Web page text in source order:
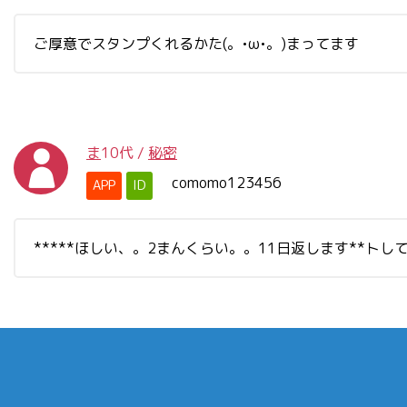
ご厚意でスタンプくれるかた(。•ω•。) まってます
ま10代 / 秘密
APP ID comomo123456
*****ほしい、。2まんくらい。。11日返します**トし